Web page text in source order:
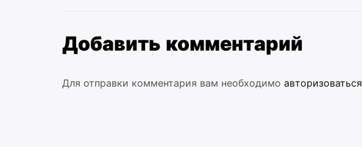
Добавить комментарий
Для отправки комментария вам необходимо авторизоваться